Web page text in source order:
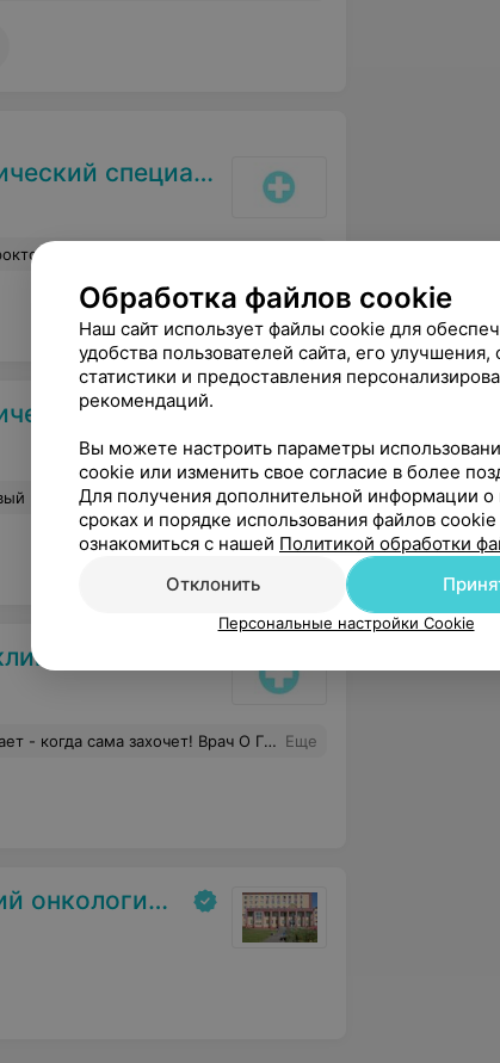
центр
обезболивание. Я очень довольна результатом операции. Желаю Василию Карповичу крепкого здоровья, счастья и всех земных благ! Клинике- успехов и процветания!
роддом № 2
,санитарочки,раздатчицы .Спасибо вам за ваше человеческое отношение и понимание!!!! Еще
№2
медсестры на против. Форменный кошмар. Еще и хамит если звонить в регистратуру и спрашивать где врач. Время 15:34 она все еще не принимает! Еще
диспансер
Обработка файлов cookie
Наш сайт использует файлы cookie для
удобства пользователей сайта, его улучшения,
статистики и предоставления
рекомендаций.
Вы можете настроить параметры
cookie или изменить свое согласие в более
Для получения дополнительной информации о
сроках и порядке использования файлов
ознакомиться с нашей Политикой обработки
Отклонить
Персональные настройки Cookie